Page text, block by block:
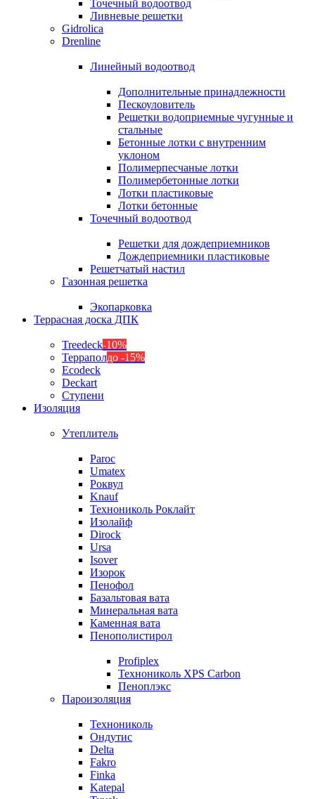
Точечный водоотвод
Ливневые решетки
Gidrolica
Drenline
Линейный водоотвод
Дополнительные принадлежности
Пескоуловитель
Решетки водоприемные чугунные и
стальные
Бетонные лотки с внутренним
уклоном
Полимерпесчаные лотки
Полимербетонные лотки
Лотки пластиковые
Лотки бетонные
Точечный водоотвод
Решетки для дождеприемников
Дождеприемники пластиковые
Решетчатый настил
Газонная решетка
Экопарковка
Террасная доска ДПК
Treedeck-10%
Терраполдо -15%
Ecodeck
Deckart
Ступени
Изоляция
Утеплитель
Paroc
Umatex
Роквул
Knauf
Технониколь Роклайт
Изолайф
Dirock
Ursa
Isover
Изорок
Пенофол
Базальтовая вата
Минеральная вата
Каменная вата
Пенополистирол
Profiplex
Технониколь XPS Carbon
Пеноплэкс
Пароизоляция
Технониколь
Ондутис
Delta
Fakro
Finka
Katepal